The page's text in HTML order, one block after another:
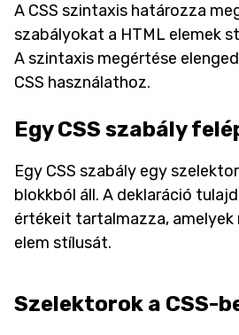
A CSS szintaxis határozza
szabályokat a HTML elemek
A szintaxis megértése
CSS használathoz.
Egy CSS szabály
Egy CSS szabály egy
blokkból áll. A deklaráció
értékeit tartalmazza, amelyek
elem stílusát.
Szelektorok a CSS-